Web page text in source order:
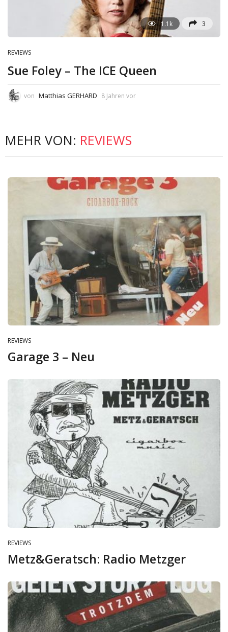
1.1k 3
REVIEWS
Sue Foley – The ICE Queen
von Matthias GERHARD 8 Jahren vor
MEHR VON: REVIEWS
REVIEWS
Garage 3 – Neu
REVIEWS
Metz&Geratsch: Radio Metzger